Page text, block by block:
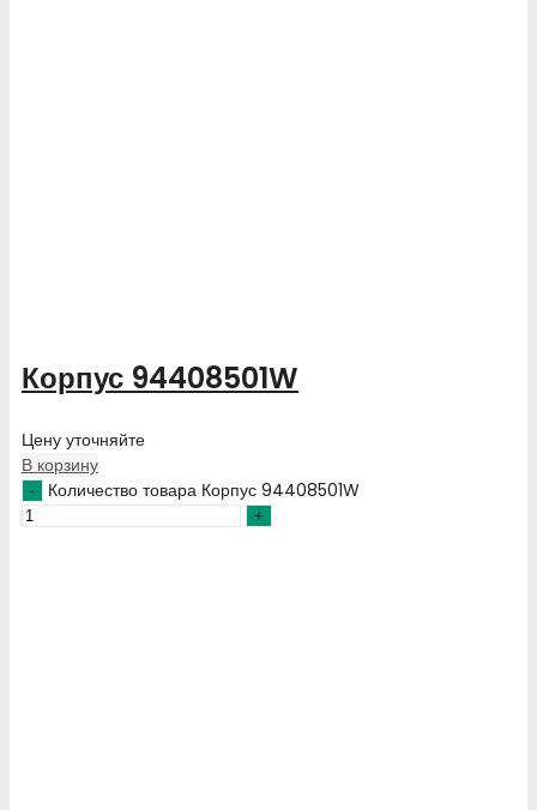
Корпус 94408501W
Цену уточняйте
В корзину
Количество товара Корпус 94408501W